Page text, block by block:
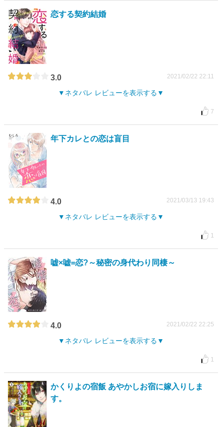
恋する契約結婚
3.0 2021/02/22 22:11
ネタバレ レビューを表示する
7
年下カレとの恋は盲目
4.0 2021/03/13 19:43
ネタバレ レビューを表示する
1
嘘×嘘=恋?～秘密の身代わり同棲～
4.0 2021/02/22 22:25
ネタバレ レビューを表示する
1
かくりよの宿飯 あやかしお宿に嫁入りしま
す。